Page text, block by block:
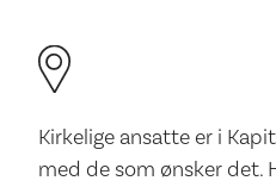
Kirkelige ansatte er i
med de som ønsker det.